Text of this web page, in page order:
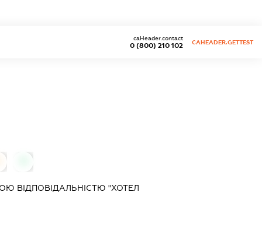
0 (800) 210 102
caHeader.contact
CAHEADER.GETTEST
ВІДПОВІДАЛЬНІСТЮ "ХОТЕЛ